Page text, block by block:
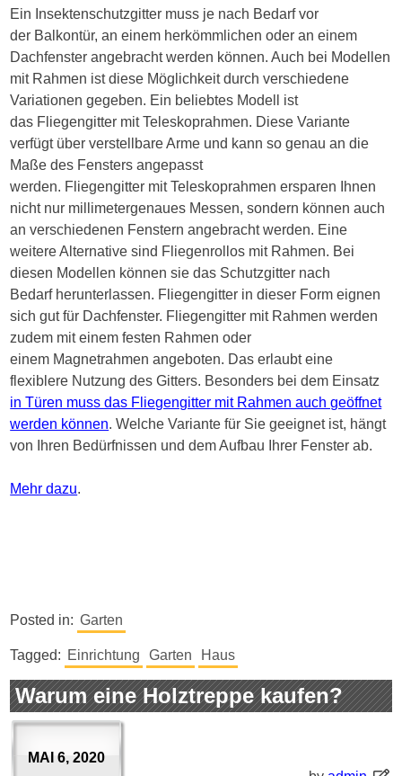
Ein Insektenschutzgitter muss je nach Bedarf vor
der Balkontür, an einem herkömmlichen oder an einem
Dachfenster angebracht werden können. Auch bei Modellen
mit Rahmen ist diese Möglichkeit durch verschiedene
Variationen gegeben. Ein beliebtes Modell ist
das Fliegengitter mit Teleskoprahmen. Diese Variante
verfügt über verstellbare Arme und kann so genau an die
Maße des Fensters angepasst
werden. Fliegengitter mit Teleskoprahmen ersparen Ihnen
nicht nur millimetergenaues Messen, sondern können auch
an verschiedenen Fenstern angebracht werden. Eine
weitere Alternative sind Fliegenrollos mit Rahmen. Bei
diesen Modellen können sie das Schutzgitter nach
Bedarf herunterlassen. Fliegengitter in dieser Form eignen
sich gut für Dachfenster. Fliegengitter mit Rahmen werden
zudem mit einem festen Rahmen oder
einem Magnetrahmen angeboten. Das erlaubt eine
flexiblere Nutzung des Gitters. Besonders bei dem Einsatz
in Türen muss das Fliegengitter mit Rahmen auch geöffnet
werden können. Welche Variante für Sie geeignet ist, hängt
von Ihren Bedürfnissen und dem Aufbau Ihrer Fenster ab.
Mehr dazu.
Posted in: Garten
Tagged: Einrichtung Garten Haus
Warum eine Holztreppe kaufen?
MAI 6, 2020